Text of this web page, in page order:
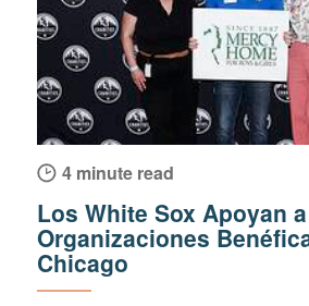
4 minute read
Los White Sox Apoyan a
Organizaciones
Chicago